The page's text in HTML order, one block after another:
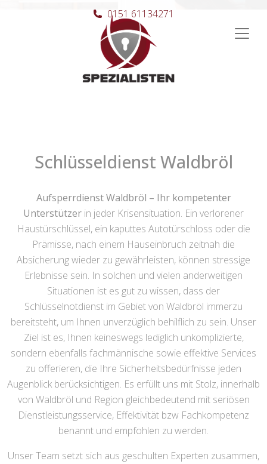
Hauptnavigation
0151 61134271
Schlüsseldienst Waldbröl
Aufsperrdienst Waldbröl – Ihr kompetenter
Unterstützer in jeder Krisensituation. Ein verlorener
Haustürschlüssel, ein kaputtes Autotürschloss oder die
Prämisse, nach einem Hauseinbruch zeitnah die
Absicherung wieder zu gewährleisten, können stressige
Erlebnisse sein. In solchen und vielen anderweitigen
Situationen ist es gut zu wissen, dass der
Schlüsselnotdienst im Gebiet von Waldbröl immerzu
bereitsteht, um Ihnen unverzüglich behilflich zu sein. Unser
Ziel ist es, Ihnen keineswegs lediglich unkomplizierte,
sondern ebenfalls fachmännische sowie effektive Services
zu offerieren, die Ihre Sicherheitsbedürfnisse jeden
Augenblick berücksichtigen. Es erfüllt uns mit Stolz, innerhalb
von Waldbröl und Region gleichbedeutend mit seriösen
Dienstleistungsservice, Effektivität bzw Fachkompetenz
benannt und empfohlen zu werden.
Unser Team setzt sich aus geschulten Experten zusammen,